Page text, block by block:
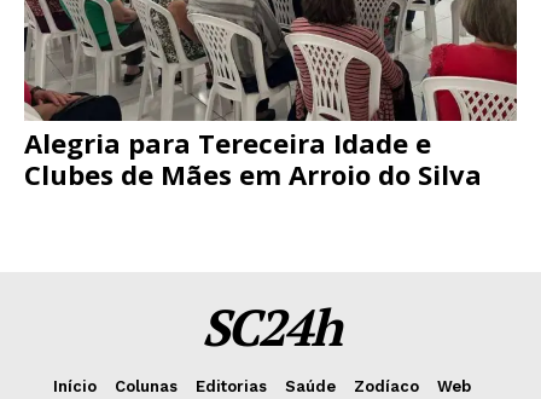
Alegria para Tereceira Idade e
Clubes de Mães em Arroio do Silva
SC24h
Início Colunas Editorias Saúde Zodíaco
Web